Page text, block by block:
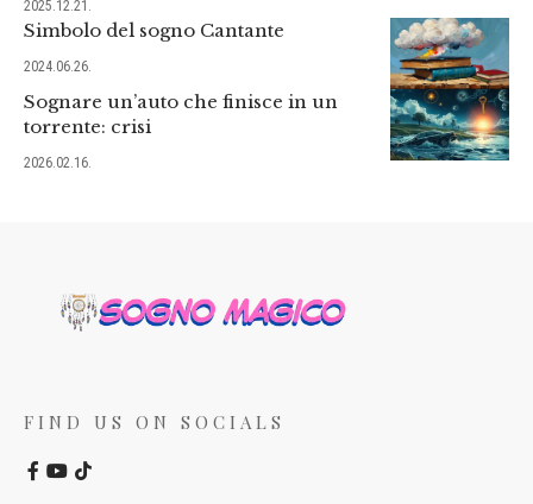
2025.12.21.
Simbolo del sogno Cantante
2024.06.26.
Sognare un’auto che finisce in un
torrente: crisi
2026.02.16.
FIND US ON SOCIALS